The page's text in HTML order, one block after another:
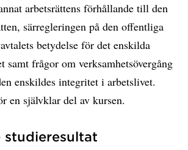
arbetsrättens förhållande till den
särregleringen på den offentliga
betydelse för det enskilda
samt frågor om verksamhetsövergång
enskildes integritet i arbetslivet.
en självklar del av kursen.
studieresultat